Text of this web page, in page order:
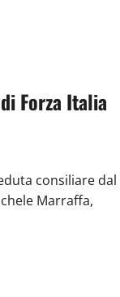
Forza Italia
consiliare dal
Marraffa,